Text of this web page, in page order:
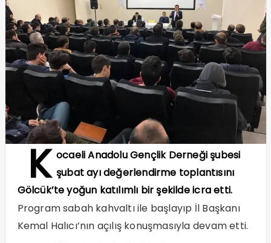
K ocaeli Anadolu Gençlik Derneği şubesi
şubat ayı değerlendirme toplantısını
Gölcük’te yoğun katılımlı bir şekilde icra etti.
Program sabah kahvaltı ile başlayıp İl Başkanı
Kemal Halıcı’nın açılış konuşmasıyla devam etti.